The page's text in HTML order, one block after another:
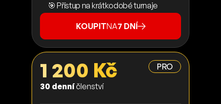
🎯 Přístup na krátkodobé turnaje
KOUPITNA7 DNÍ
PRO
1 200 Kč
30 denníčlenství